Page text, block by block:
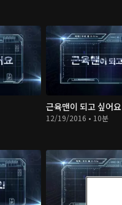
근육맨이 되고 싶어요
12/19/2016 • 10분